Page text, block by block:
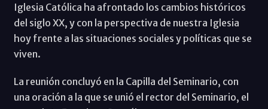
Iglesia Católica ha afrontado los cambios históricos
del siglo XX, y con la perspectiva de nuestra Iglesia
hoy frente a las situaciones sociales y políticas que se
viven.
La reunión concluyó en la Capilla del Seminario, con
una oración a la que se unió el rector del Seminario, el